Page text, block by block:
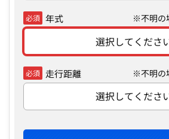
必須 年式 ※不明の
選択してくださ
必須 走行距離 ※不明の
選択してくださ